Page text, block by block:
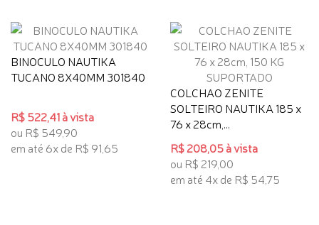
BINOCULO NAUTIKA
TUCANO 8X40MM 301840
R$ 522,41 à vista
ou R$ 549,90
em até 6x de R$ 91,65
COLCHAO ZENITE
SOLTEIRO NAUTIKA 185 x
76 x 28cm,...
R$ 208,05 à vista
ou R$ 219,00
em até 4x de R$ 54,75